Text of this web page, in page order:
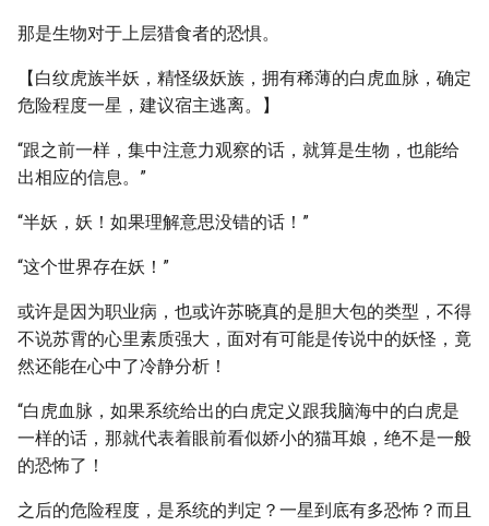
那是生物对于上层猎食者的恐惧。
【白纹虎族半妖，精怪级妖族，拥有稀薄的白虎血脉，确定
危险程度一星，建议宿主逃离。】
“跟之前一样，集中注意力观察的话，就算是生物，也能给
出相应的信息。”
“半妖，妖！如果理解意思没错的话！”
“这个世界存在妖！”
或许是因为职业病，也或许苏晓真的是胆大包的类型，不得
不说苏霄的心里素质强大，面对有可能是传说中的妖怪，竟
然还能在心中了冷静分析！
“白虎血脉，如果系统给出的白虎定义跟我脑海中的白虎是
一样的话，那就代表着眼前看似娇小的猫耳娘，绝不是一般
的恐怖了！
之后的危险程度，是系统的判定？一星到底有多恐怖？而且